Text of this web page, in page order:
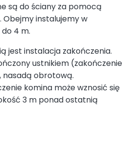
są do ściany za pomocą
instalujemy w
4 m.
jest instalacja zakończenia.
ustnikiem (zakończenie
obrotową.
komina może wznosić się
3 m ponad ostatnią